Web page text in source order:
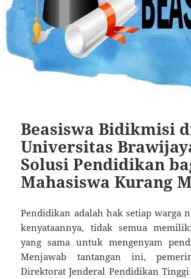
Beasiswa Bidikmisi
Universitas
Solusi Pendidikan
Mahasiswa Kurang
Pendidikan adalah hak setiap warga
kenyataannya, tidak semua
yang sama untuk mengenyam
Menjawab tantangan ini,
Direktorat Jenderal Pendidikan